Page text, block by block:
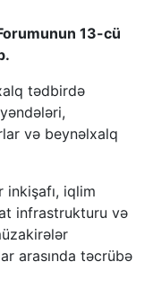
13-cü
tədbirdə
və beynəlxalq
inkişafı, iqlim
infrastrukturu və
arasında təcrübə